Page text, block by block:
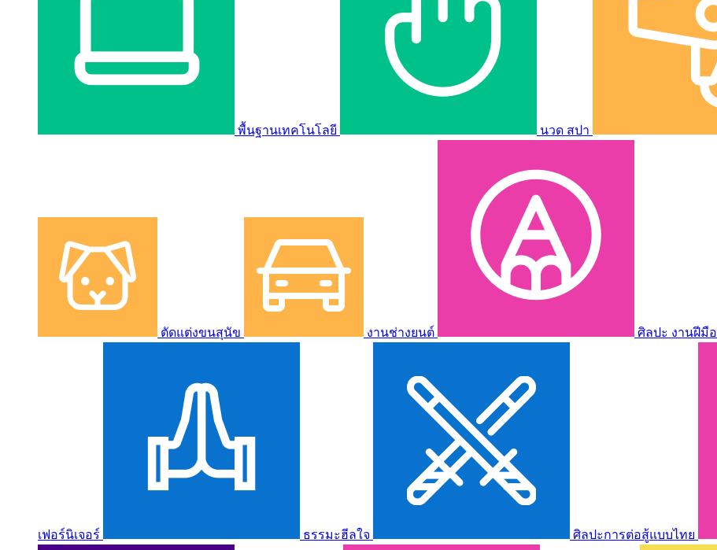
พื้นฐานเทคโนโลยี นวด สปา
ตัดแต่งขนสุนัข งานช่างยนต์ ศิลปะ งานฝีมือ
เฟอร์นิเจอร์ ธรรมะฮีลใจ ศิลปะการต่อสู้แบบไทย